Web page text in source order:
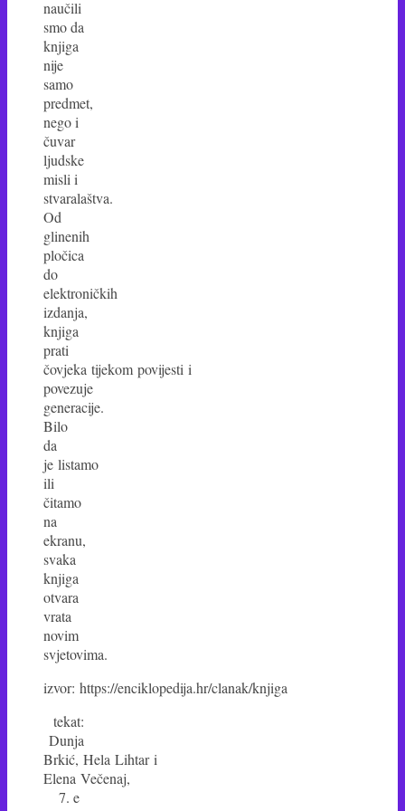
naučili
smo da
knjiga
nije
samo
predmet,
nego i
čuvar
ljudske
misli i
stvaralaštva.
Od
glinenih
pločica
do
elektroničkih
izdanja,
knjiga
prati
čovjeka tijekom povijesti i
povezuje
generacije.
Bilo
da
je listamo
ili
čitamo
na
ekranu,
svaka
knjiga
otvara
vrata
novim
svjetovima.
izvor: https://enciklopedija.hr/clanak/knjiga
tekat:
Dunja
Brkić, Hela Lihtar i
Elena Večenaj,
7. e